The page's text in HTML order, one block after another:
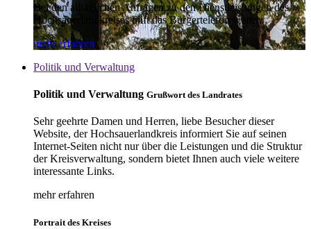
Bei den alltäglichen Anfragen zu den Dienstleistungen des
Hochsauerlandkreises hilft das Bürgertelefon weiter.
mehr erfahren
Politik und Verwaltung
Politik und Verwaltung Grußwort des Landrates
Sehr geehrte Damen und Herren, liebe Besucher dieser
Website, der Hochsauerlandkreis informiert Sie auf seinen
Internet-Seiten nicht nur über die Leistungen und die Struktur
der Kreisverwaltung, sondern bietet Ihnen auch viele weitere
interessante Links.
mehr erfahren
Portrait des Kreises